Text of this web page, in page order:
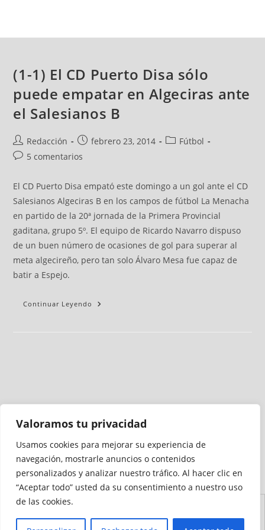
Valoramos tu privacidad
Usamos cookies para mejorar su experiencia de
navegación, mostrarle anuncios o contenidos
personalizados y analizar nuestro tráfico. Al hacer clic en
“Aceptar todo” usted da su consentimiento a nuestro uso
de las cookies.
(1-1) El CD Puerto Disa sólo
puede empatar en Algeciras ante
el Salesianos B
Redacción febrero 23, 2014
Fútbol
5 comentarios
El CD Puerto Disa empató este domingo a un gol ante el CD
Salesianos Algeciras B en los campos de fútbol La Menacha
en partido de la 20ª jornada de la Primera Provincial
gaditana, grupo 5º. El equipo de Ricardo Navarro dispuso
de un buen número de ocasiones de gol para superar al
meta algecireño, pero tan solo Álvaro Mesa fue capaz de
batir a Espejo.
Continuar Leyendo
Medio auditado por